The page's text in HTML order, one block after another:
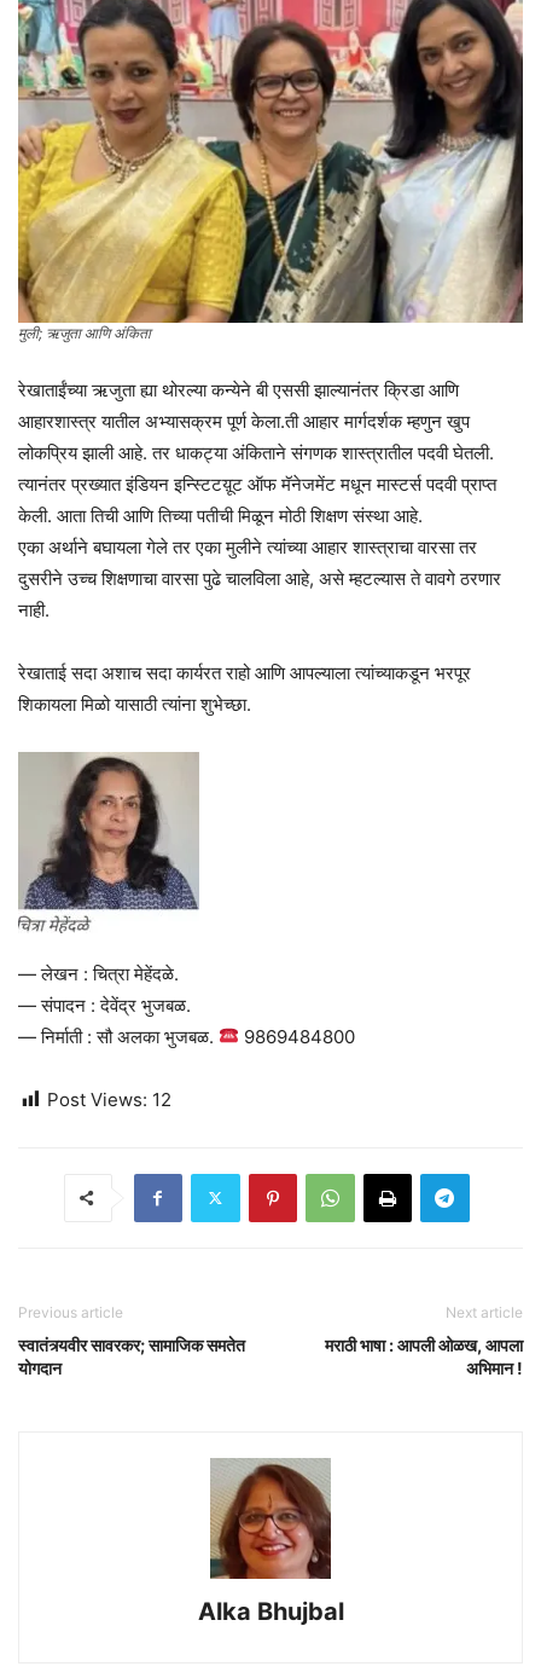
मुली; ऋजुता आणि अंकिता
रेखाताईंच्या ऋजुता ह्या थोरल्या कन्येने बी एससी झाल्यानंतर क्रिडा आणि
आहारशास्त्र यातील अभ्यासक्रम पूर्ण केला.ती आहार मार्गदर्शक म्हणुन खुप
लोकप्रिय झाली आहे. तर धाकट्या अंकिताने संगणक शास्त्रातील पदवी घेतली.
त्यानंतर प्रख्यात इंडियन इन्स्टिटय़ूट ऑफ मॅनेजमेंट मधून मास्टर्स पदवी प्राप्त
केली. आता तिची आणि तिच्या पतीची मिळून मोठी शिक्षण संस्था आहे.
एका अर्थाने बघायला गेले तर एका मुलीने त्यांच्या आहार शास्त्राचा वारसा तर
दुसरीने उच्च शिक्षणाचा वारसा पुढे चालविला आहे, असे म्हटल्यास ते वावगे ठरणार
नाही.
रेखाताई सदा अशाच सदा कार्यरत राहो आणि आपल्याला त्यांच्याकडून भरपूर
शिकायला मिळो यासाठी त्यांना शुभेच्छा.
— लेखन : चित्रा मेहेंदळे.
— संपादन : देवेंद्र भुजबळ.
— निर्माती : सौ अलका भुजबळ.
9869484800
Post Views: 12
Previous article
स्वातंत्र्यवीर सावरकर; सामाजिक समतेत
योगदान
Next article
मराठी भाषा : आपली ओळख, आपला
अभिमान !
Alka Bhujbal